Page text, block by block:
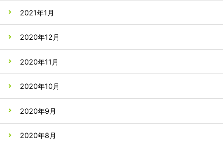
2021年1月
2020年12月
2020年11月
2020年10月
2020年9月
2020年8月